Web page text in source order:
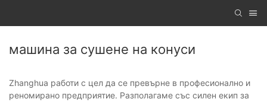
машина за сушене на конуси
Zhanghua работи с цел да се превърне в професионално и
реномирано предприятие. Разполагаме със силен екип за